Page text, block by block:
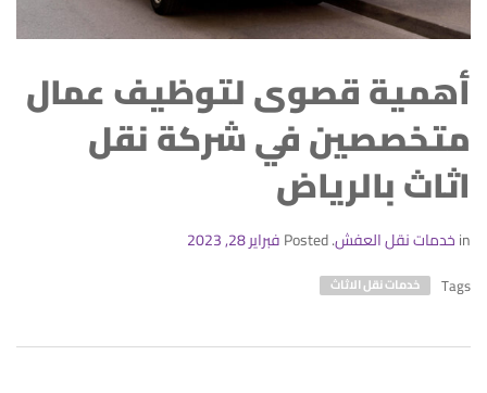
أهمية قصوى لتوظيف عمال
متخصصين في شركة نقل
اثاث بالرياض
inخدمات نقل العفش.
Postedفبراير 28, 2023
Tags خدمات نقل الاثاث